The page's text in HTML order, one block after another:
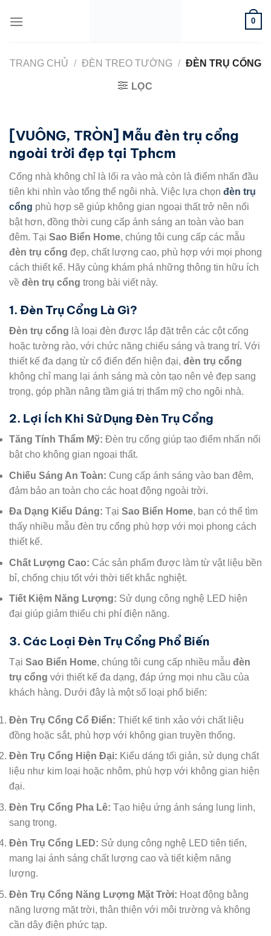
qua
0
TRANG CHỦ / ĐÈN TREO TƯỜNG / ĐÈN TRỤ CỔNG
LỌC
[VUÔNG, TRÒN] Mẫu đèn trụ cổng
ngoài trời đẹp tại Tphcm
Cổng nhà không chỉ là lối ra vào mà còn là điểm nhấn đầu
tiên khi nhìn vào tổng thể ngôi nhà. Việc lựa chọn đèn trụ
cổng phù hợp sẽ giúp không gian ngoại thất trở nên nổi
bật hơn, đồng thời cung cấp ánh sáng an toàn vào ban
đêm. Tại Sao Biển Home, chúng tôi cung cấp các mẫu
đèn trụ cổng đẹp, chất lượng cao, phù hợp với mọi phong
cách thiết kế. Hãy cùng khám phá những thông tin hữu ích
về đèn trụ cổng trong bài viết này.
1. Đèn Trụ Cổng Là Gì?
Đèn trụ cổng là loại đèn được lắp đặt trên các cột cổng
hoặc tường rào, với chức năng chiếu sáng và trang trí. Với
thiết kế đa dạng từ cổ điển đến hiện đại, đèn trụ cổng
không chỉ mang lại ánh sáng mà còn tạo nên vẻ đẹp sang
trọng, góp phần nâng tầm giá trị thẩm mỹ cho ngôi nhà.
2. Lợi Ích Khi Sử Dụng Đèn Trụ Cổng
Tăng Tính Thẩm Mỹ: Đèn trụ cổng giúp tạo điểm nhấn nổi
bật cho không gian ngoại thất.
Chiếu Sáng An Toàn: Cung cấp ánh sáng vào ban đêm,
đảm bảo an toàn cho các hoạt động ngoài trời.
Đa Dạng Kiểu Dáng: Tại Sao Biển Home, bạn có thể tìm
thấy nhiều mẫu đèn trụ cổng phù hợp với mọi phong cách
thiết kế.
Chất Lượng Cao: Các sản phẩm được làm từ vật liệu bền
bỉ, chống chịu tốt với thời tiết khắc nghiệt.
Tiết Kiệm Năng Lượng: Sử dụng công nghệ LED hiện
đại giúp giảm thiểu chi phí điện năng.
3. Các Loại Đèn Trụ Cổng Phổ Biến
Tại Sao Biển Home, chúng tôi cung cấp nhiều mẫu đèn
trụ cổng với thiết kế đa dạng, đáp ứng mọi nhu cầu của
khách hàng. Dưới đây là một số loại phổ biến:
Đèn Trụ Cổng Cổ Điển: Thiết kế tinh xảo với chất liệu
đồng hoặc sắt, phù hợp với không gian truyền thống.
Đèn Trụ Cổng Hiện Đại: Kiểu dáng tối giản, sử dụng chất
liệu như kim loại hoặc nhôm, phù hợp với không gian hiện
đại.
Đèn Trụ Cổng Pha Lê: Tạo hiệu ứng ánh sáng lung linh,
sang trọng.
Đèn Trụ Cổng LED: Sử dụng công nghệ LED tiên tiến,
mang lại ánh sáng chất lượng cao và tiết kiệm năng
lượng.
Đèn Trụ Cổng Năng Lượng Mặt Trời: Hoạt động bằng
năng lượng mặt trời, thân thiện với môi trường và không
cần dây điện phức tạp.